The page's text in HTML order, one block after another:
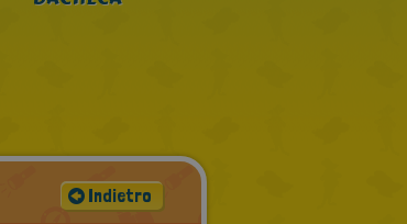
Indietro